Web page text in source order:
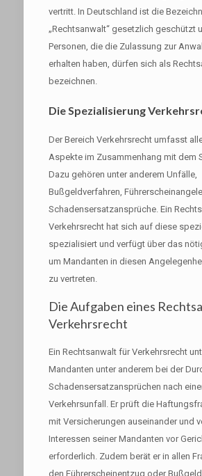
vertritt. In Deutschland ist die
„Rechtsanwalt“ gesetzlich geschützt
Personen, die die Zulassung zur
erhalten haben, dürfen sich als
bezeichnen.
Die Spezialisierung
Der Bereich Verkehrsrecht umfasst
Aspekte im Zusammenhang mit dem
Dazu gehören unter anderem Unfälle,
Bußgeldverfahren,
Schadensersatzansprüche. Ein
Verkehrsrecht hat sich auf diese
spezialisiert und verfügt über das
um Mandanten in diesen
zu vertreten.
Die Aufgaben eines
Verkehrsrecht
Ein Rechtsanwalt für Verkehrsrecht
Mandanten unter anderem bei der
Schadensersatzansprüchen nach
Verkehrsunfall. Er prüft die
mit Versicherungen auseinander und
Interessen seiner Mandanten vor
erforderlich. Zudem berät er in allen
den Führerscheinentzug oder